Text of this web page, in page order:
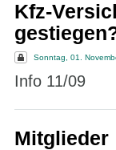
Kfz-
Sonntag, 01.
Info 11/09
Mitglieder